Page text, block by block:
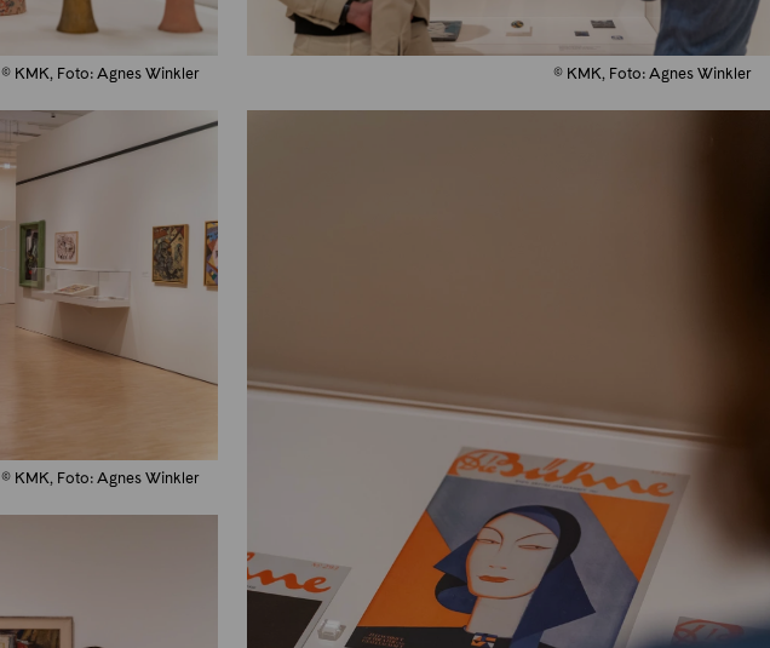
© KMK, Foto: Agnes Winkler © KMK, Foto: Agnes Winkler
© KMK, Foto: Agnes Winkler